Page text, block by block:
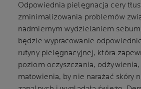
Odpowiednia pielęgnacja cery
zminimalizowania problemów
nadmiernym wydzielaniem
będzie wypracowanie
rutyny pielęgnacyjnej, która
poziom oczyszczania,
matowienia, by nie narażać skóry